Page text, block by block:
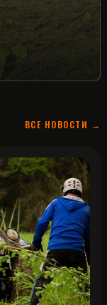
ВСЕ НОВОСТИ →